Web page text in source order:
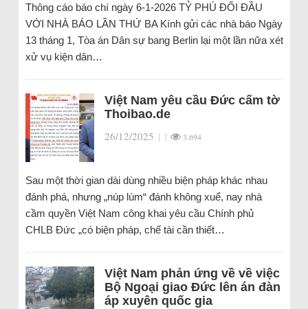
Thông cáo báo chí ngày 6-1-2026 TỶ PHÚ ĐỐI ĐẦU
VỚI NHÀ BÁO LẦN THỨ BA Kính gửi các nhà báo Ngày
13 tháng 1, Tòa án Dân sự bang Berlin lại một lần nữa xét
xử vụ kiện dân…
Việt Nam yêu cầu Đức cấm tờ
Thoibao.de
26/12/2025 | | 3.694
Sau một thời gian dài dùng nhiều biện pháp khác nhau
đánh phá, nhưng „núp lùm“ đánh không xuể, nay nhà
cầm quyền Việt Nam công khai yêu cầu Chính phủ
CHLB Đức „có biện pháp, chế tài cần thiết…
Việt Nam phản ứng về về việc
Bộ Ngoại giao Đức lên án đàn
áp xuyên quốc gia